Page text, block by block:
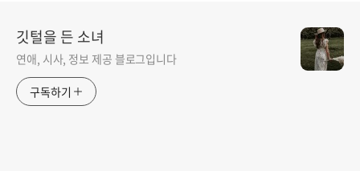
깃털을 든 소녀
연애, 시사, 정보 제공 블로그입니다
구독하기